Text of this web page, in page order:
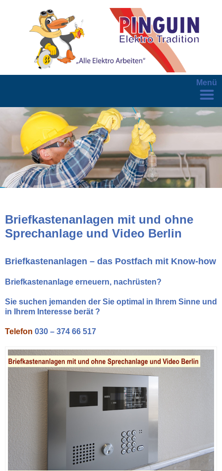
Menü
Briefkastenanlagen mit und ohne
Sprechanlage und Video Berlin
Briefkastenanlagen – das Postfach mit Know-how
Briefkastenanlage erneuern, nachrüsten?
Sie suchen jemanden der Sie optimal in Ihrem Sinne und
in Ihrem Interesse berät ?
Telefon 030 – 374 66 517